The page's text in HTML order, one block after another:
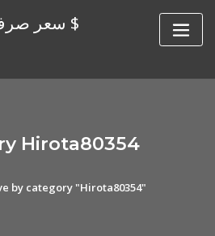
سعر صرف العملة العراقية لنا $
Hirota80354
by category "Hirota80354"